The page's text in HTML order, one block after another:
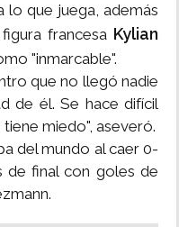
lo que juega, además
francesa Kylian
"inmarcable".
que no llegó nadie
de él. Se hace difícil
miedo", aseveró.
del mundo al caer 0-
de final con goles de